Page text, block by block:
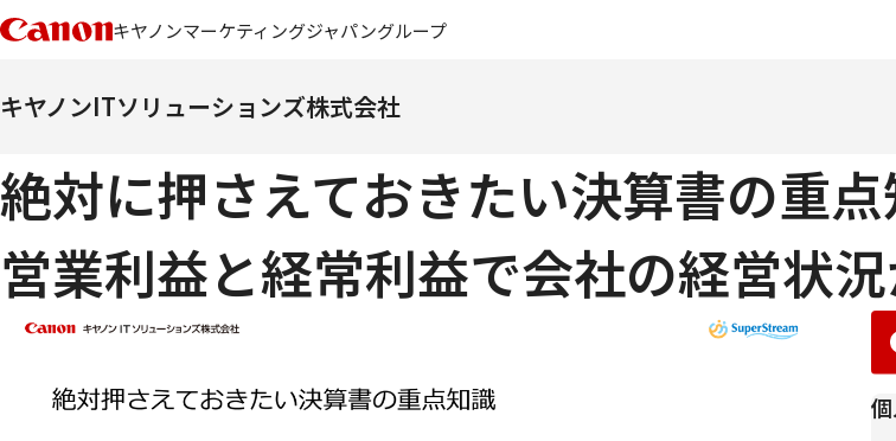
キヤノンマーケティングジャパングループ
キヤノンITソリューションズ株式会社
絶対に押さえておきたい決算書の重
営業利益と経常利益で会社の経営状況